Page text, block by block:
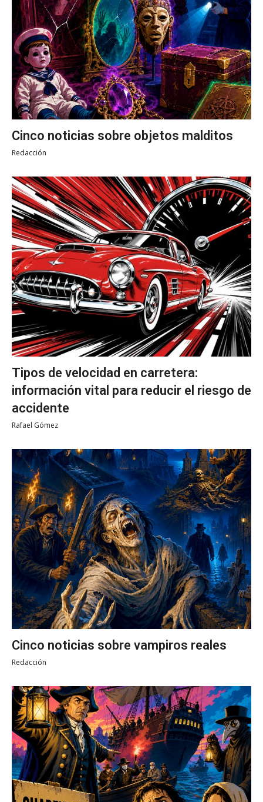
Cinco noticias sobre objetos malditos
Redacción
Tipos de velocidad en carretera:
información vital para reducir el riesgo de
accidente
Rafael Gómez
Cinco noticias sobre vampiros reales
Redacción